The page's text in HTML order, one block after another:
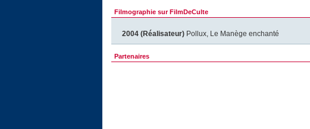
Filmographie sur FilmDeCulte
2004 (Réalisateur) Pollux, Le Manège enchanté
Partenaires